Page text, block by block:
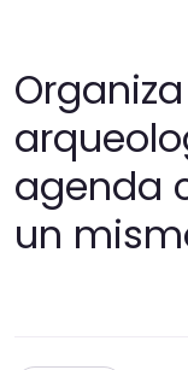
agenda
un